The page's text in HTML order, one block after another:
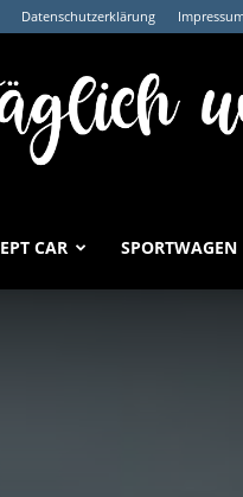
Datenschutzerklärung
CAR SPORTWAGEN